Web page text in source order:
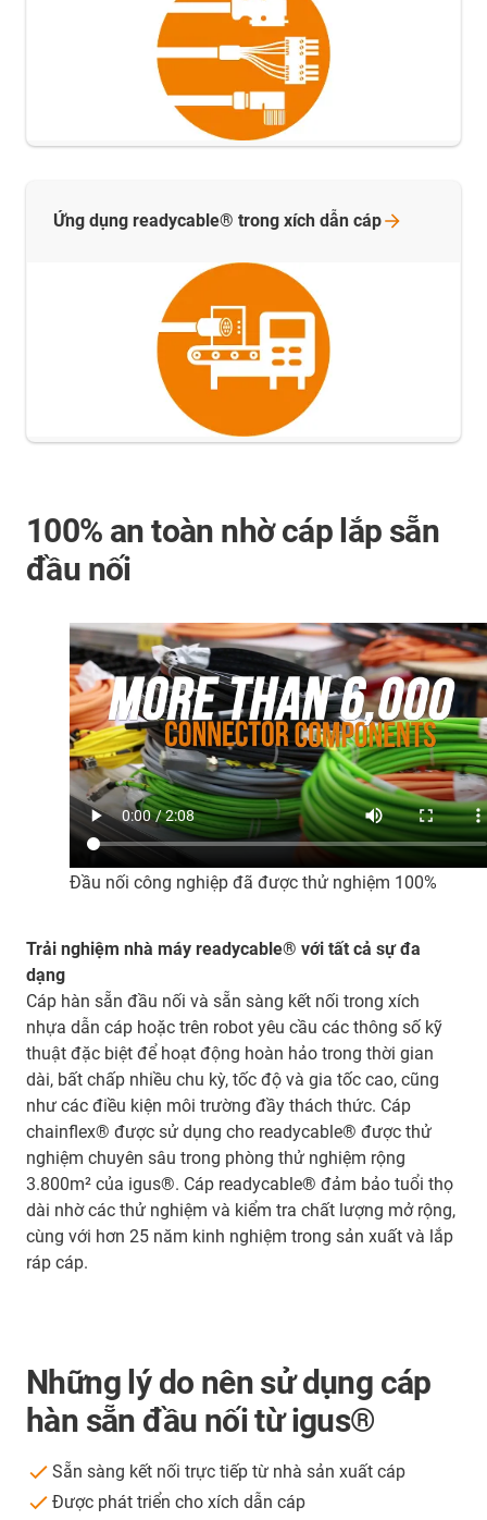
Ứng dụng readycable® trong xích dẫn cáp
100% an toàn nhờ cáp lắp sẵn
đầu nối
Đầu nối công nghiệp đã được thử nghiệm 100%
Trải nghiệm nhà máy readycable® với tất cả sự đa
dạng
Cáp hàn sẵn đầu nối và sẵn sàng kết nối trong xích
nhựa dẫn cáp hoặc trên robot yêu cầu các thông số kỹ
thuật đặc biệt để hoạt động hoàn hảo trong thời gian
dài, bất chấp nhiều chu kỳ, tốc độ và gia tốc cao, cũng
như các điều kiện môi trường đầy thách thức. Cáp
chainflex® được sử dụng cho readycable® được thử
nghiệm chuyên sâu trong phòng thử nghiệm rộng
3.800m² của igus®. Cáp readycable® đảm bảo tuổi thọ
dài nhờ các thử nghiệm và kiểm tra chất lượng mở rộng,
cùng với hơn 25 năm kinh nghiệm trong sản xuất và lắp
ráp cáp.
Những lý do nên sử dụng cáp
hàn sẵn đầu nối từ igus®
Sẵn sàng kết nối trực tiếp từ nhà sản xuất cáp
Được phát triển cho xích dẫn cáp